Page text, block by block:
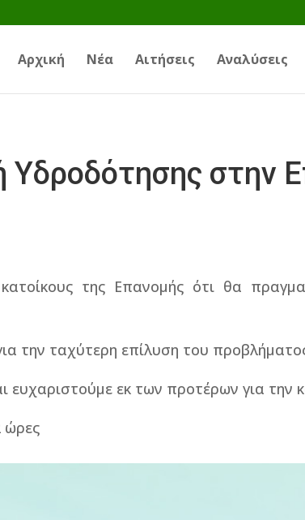
Αρχική Νέα Αιτήσεις Αναλύσεις
στην
της Επανομής ότι θα
την ταχύτερη επίλυση του
ευχαριστούμε εκ των προτέρων για την
ώρες